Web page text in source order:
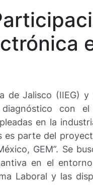
de Jalisco (IIEG)
con
en la
es parte del
GEM”. Se
en el
Laboral y las